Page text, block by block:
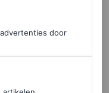
Jeremy
vind je items
door